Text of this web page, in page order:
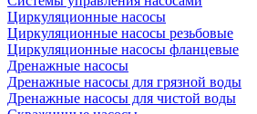
Циркуляционные насосы
Циркуляционные насосы резьбовые
Циркуляционные насосы фланцевые
Дренажные насосы
Дренажные насосы для грязной воды
Дренажные насосы для чистой воды